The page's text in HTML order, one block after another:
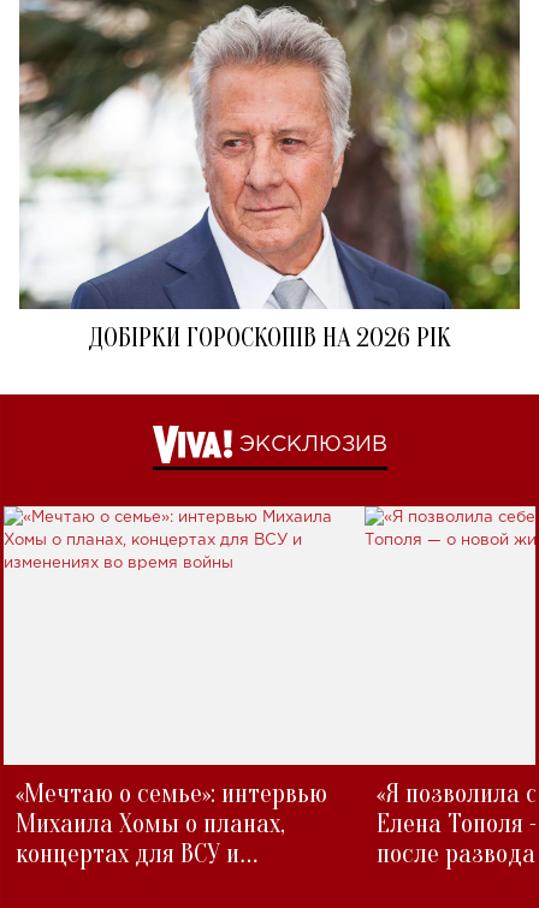
ДОБІРКИ ГОРОСКОПІВ НА 2026 РІК
ЭКСКЛЮЗИВ
«Мечтаю о семье»: интервью
Михаила Хомы о планах,
концертах для ВСУ и
«Я позволила
Елена Тополя
после развода